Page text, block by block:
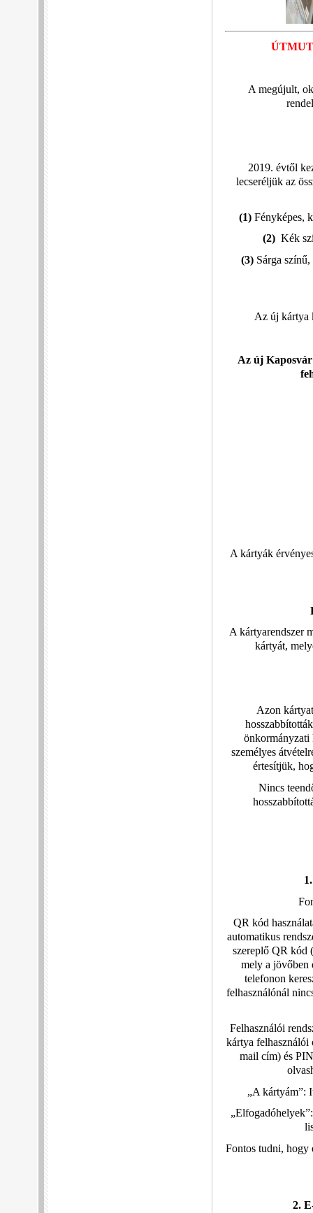
A megújult,
2019. évtől
lecseréljük az
(1)Fényképes,
(2)Kék
(3) Sárga
Az új kártya
Az új
A kártyák
A kártyarendszer
kártyát,
Azon
önkormányzati
személyes
értesítjük,
Nincs
QR kód
automatikus
szereplő QR kód
mely a jövőben
telefonon
felhasználónál
Felhasználói
kártya felhasználói
mail cím) és
„A kártyám”:
Fontos tudni, hogy
2.